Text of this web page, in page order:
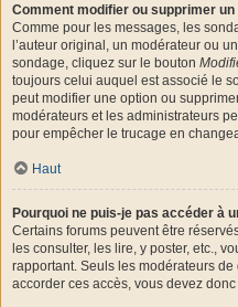
Comment modifier ou supprimer un
Comme pour les messages, les
l’auteur original, un modérateur ou
sondage, cliquez sur le bouton
toujours celui auquel est associé le
peut modifier une option ou
modérateurs et les administrateurs
pour empêcher le trucage en
Haut
Pourquoi ne puis-je pas accéder à
Certains forums peuvent être
les consulter, les lire, y poster, etc.,
rapportant. Seuls les modérateurs
accorder ces accès, vous devez